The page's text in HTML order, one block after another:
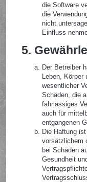
die Software
die
nicht
Einfluss
5.
Der Betreiber
Leben, Körper
wesentlicher
Schäden, die
fahrlässiges
auch für
entgangenen
Die Haftung
vorsätzlichem
bei Schäden
Gesundheit